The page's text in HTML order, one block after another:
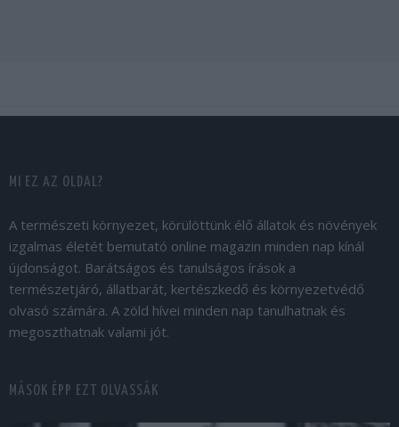
MI EZ AZ OLDAL?
A természeti környezet, körülöttünk élő állatok és növények
izgalmas életét bemutató online magazin minden nap kínál
újdonságot. Barátságos és tanulságos írások a
természetjáró, állatbarát, kertészkedő és környezetvédő
olvasó számára. A zöld hívei minden nap tanulhatnak és
megoszthatnak valami jót.
MÁSOK ÉPP EZT OLVASSÁK